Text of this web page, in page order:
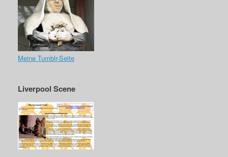
Meine Tumblr-Seite
Liverpool Scene